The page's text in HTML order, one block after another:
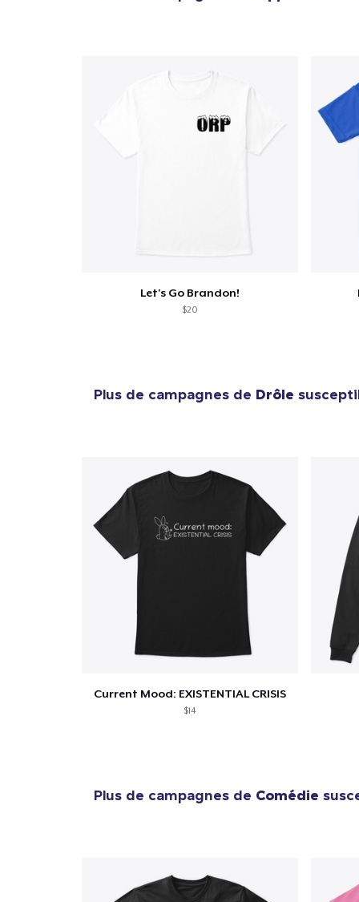
Let's Go Brandon!
$20
Plus de campagnes de Drôle
Current Mood: EXISTENTIAL CRISIS
$14
Plus de campagnes de Comédie